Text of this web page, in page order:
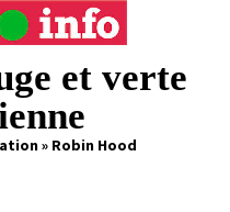
et verte
» Robin Hood